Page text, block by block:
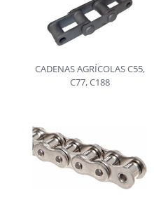
CADENAS AGRÍCOLAS C55,
C77, C188